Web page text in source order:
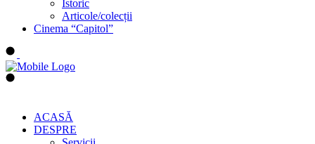
Istoric
Articole/colecții
Cinema “Capitol”
ACASĂ
DESPRE